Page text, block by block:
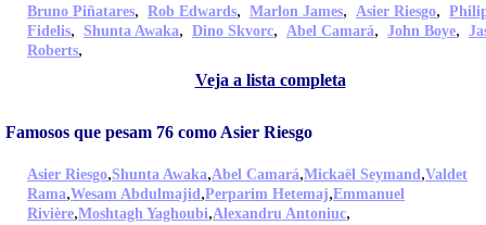
Bruno Piñatares, Rob Edwards, Marlon James, Asier Riesgo,
Fidelis, Shunta Awaka, Dino Skvorc, Abel Camará, John Boye,
Roberts,
Veja a lista completa
Famosos que pesam 76 como Asier Riesgo
Asier Riesgo,Shunta Awaka,Abel Camará,Mickaël Seymand,Valdet
Rama,Wesam Abdulmajid,Perparim Hetemaj,Emmanuel
Rivière,Moshtagh Yaghoubi,Alexandru Antoniuc,